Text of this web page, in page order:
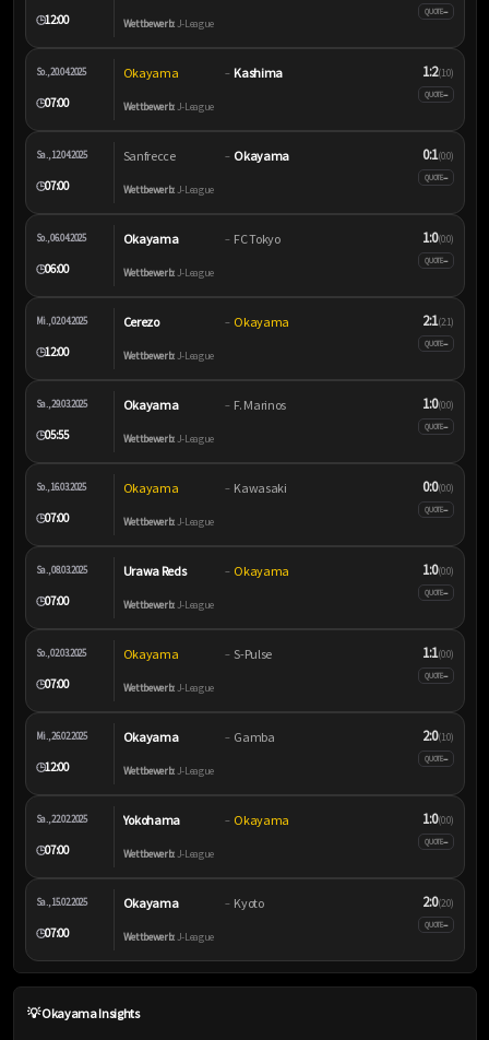
🕒12:00 Wettbewerb:J-League
QUOTE–
So., 20.04.2025
🕒07:00
Okayama – Kashima
Wettbewerb:J-League
1:2(1:0)
QUOTE–
Sa., 12.04.2025
🕒07:00
Sanfrecce – Okayama
Wettbewerb:J-League
0:1(0:0)
QUOTE–
So., 06.04.2025
🕒06:00
Okayama – FC Tokyo
Wettbewerb:J-League
1:0(0:0)
QUOTE–
Mi., 02.04.2025
🕒12:00
Cerezo – Okayama
Wettbewerb:J-League
2:1(2:1)
QUOTE–
Sa., 29.03.2025
🕒05:55
Okayama – F. Marinos
Wettbewerb:J-League
1:0(0:0)
QUOTE–
So., 16.03.2025
🕒07:00
Okayama – Kawasaki
Wettbewerb:J-League
0:0(0:0)
QUOTE–
Sa., 08.03.2025
🕒07:00
Urawa Reds – Okayama
Wettbewerb:J-League
1:0(0:0)
QUOTE–
So., 02.03.2025
🕒07:00
Okayama – S-Pulse
Wettbewerb:J-League
1:1(0:0)
QUOTE–
Mi., 26.02.2025
🕒12:00
Okayama – Gamba
Wettbewerb:J-League
2:0(1:0)
QUOTE–
Sa., 22.02.2025
🕒07:00
Yokohama – Okayama
Wettbewerb:J-League
1:0(0:0)
QUOTE–
Sa., 15.02.2025
🕒07:00
Okayama – Kyoto
Wettbewerb:J-League
2:0(2:0)
QUOTE–
💡 Okayama Insights